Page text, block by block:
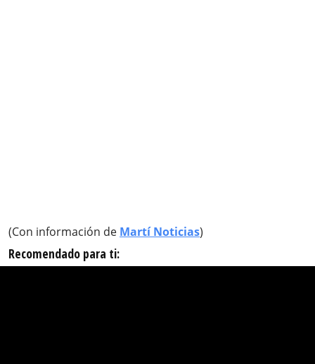
(Con información de Martí Noticias)
Recomendado para ti: